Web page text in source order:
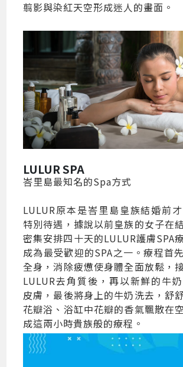
翦影與染紅天空形成迷人的畫面。
LULUR SPA
峇里島最知名的Spa方式
LULUR原本是峇里島皇族結婚前
特別待遇，據說以前皇族的女子在
密集安排四十天的LULUR護膚SPA
成為最受歡迎的SPA之一。療程首
全身，消除疲憊使身體全面放鬆，
LULUR去角質後，再以新鮮的牛
皮膚，最後將身上的牛奶洗去，舒
花瓣浴、浴缸中花瓣的香氣飄散在
成這兩小時貴族般的療程。